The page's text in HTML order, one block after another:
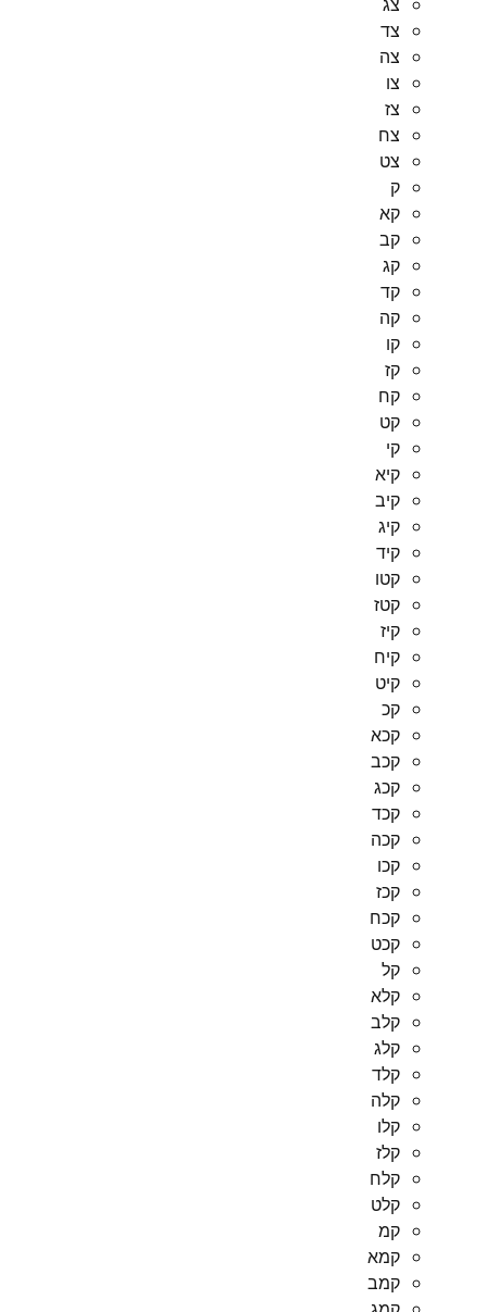
צד
צה
צו
צז
צח
צט
ק
קא
קב
קג
קד
קה
קו
קז
קח
קט
קי
קיא
קיב
קיג
קיד
קטו
קטז
קיז
קיח
קיט
קכ
קכא
קכב
קכג
קכד
קכה
קכו
קכז
קכח
קכט
קל
קלא
קלב
קלג
קלד
קלה
קלו
קלז
קלח
קלט
קמ
קמא
קמב